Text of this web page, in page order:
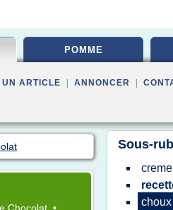
POMME
UN ARTICLE ANNONCER
Sous-